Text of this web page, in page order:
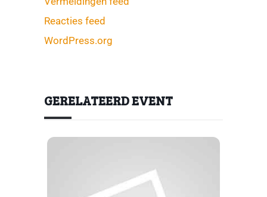
Reacties feed
WordPress.org
GERELATEERD EVENT